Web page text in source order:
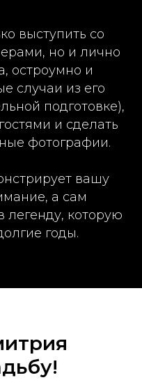
выступить со
но и лично
остроумно и
случаи из его
подготовке),
и сделать
фотографии.
вашу
а сам
легенду, которую
годы.